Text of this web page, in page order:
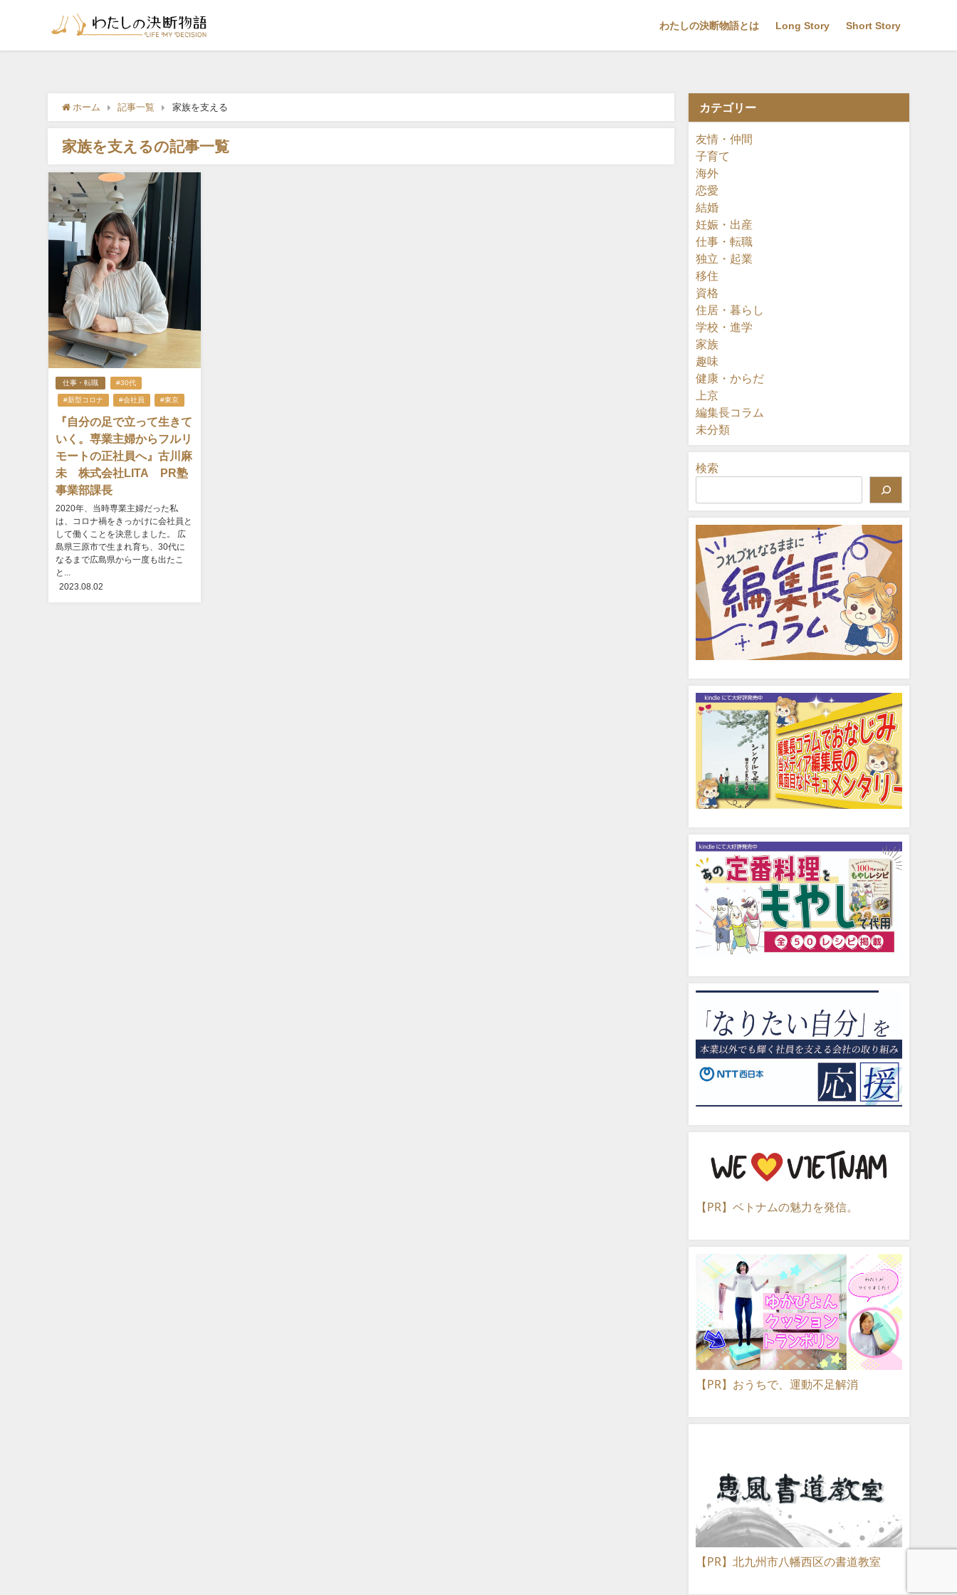
わたしの決断物語とは Long Story Short Story
ホーム 記事一覧 家族を支える
家族を支えるの記事一覧
仕事・転職 #30代
#新型コロナ #会社員 #東京
『自分の足で立って生きて
いく。専業主婦からフルリ
モートの正社員へ』古川麻
未 株式会社LITA PR塾
事業部課長
2020年、当時専業主婦だった私
は、コロナ禍をきっかけに会社員と
して働くことを決意しました。 広
島県三原市で生まれ育ち、30代に
なるまで広島県から一度も出たこ
と...
2023.08.02
カテゴリー
友情・仲間
子育て
海外
恋愛
結婚
妊娠・出産
仕事・転職
独立・起業
移住
資格
住居・暮らし
学校・進学
家族
趣味
健康・からだ
上京
編集長コラム
未分類
検索
【PR】ベトナムの魅力を発信。
【PR】おうちで、運動不足解消
【PR】北九州市八幡西区の書道教室